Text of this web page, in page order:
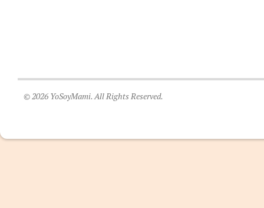
© 2026 YoSoyMami. All Rights Reserved.